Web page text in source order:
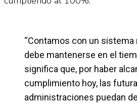
“Contamos con un sistema
debe mantenerse en el
significa que, por haber
cumplimiento hoy, las
administraciones puedan